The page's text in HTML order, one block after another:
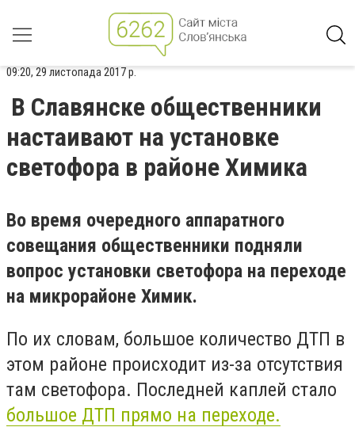
09:20, 29 листопада 2017 р.
В Славянске общественники
настаивают на установке
светофора в районе Химика
Во время очередного аппаратного
совещания общественники подняли
вопрос установки светофора на переходе
на микрорайоне Химик.
По их словам, большое количество ДТП в
этом районе происходит из-за отсутствия
там светофора. Последней каплей стало
большое ДТП прямо на переходе.